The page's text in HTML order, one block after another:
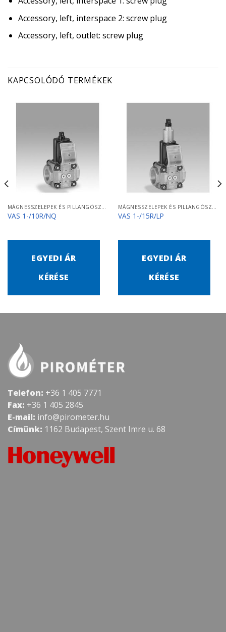
Accessory, left, interspace 2: screw plug
Accessory, left, outlet: screw plug
KAPCSOLÓDÓ TERMÉKEK
MÁGNESSZELEPEK ÉS PILLANGÓSZELEPEK
VAS 1-/10R/NQ
EGYEDI ÁR
KÉRÉSE
MÁGNESSZELEPEK ÉS PILLANGÓSZELEPEK
VAS 1-/15R/LP
EGYEDI ÁR
KÉRÉSE
Telefon: +36 1 405 7771
Fax: +36 1 405 2845
E-mail: info@pirometer.hu
Címünk: 1162 Budapest, Szent Imre u. 68